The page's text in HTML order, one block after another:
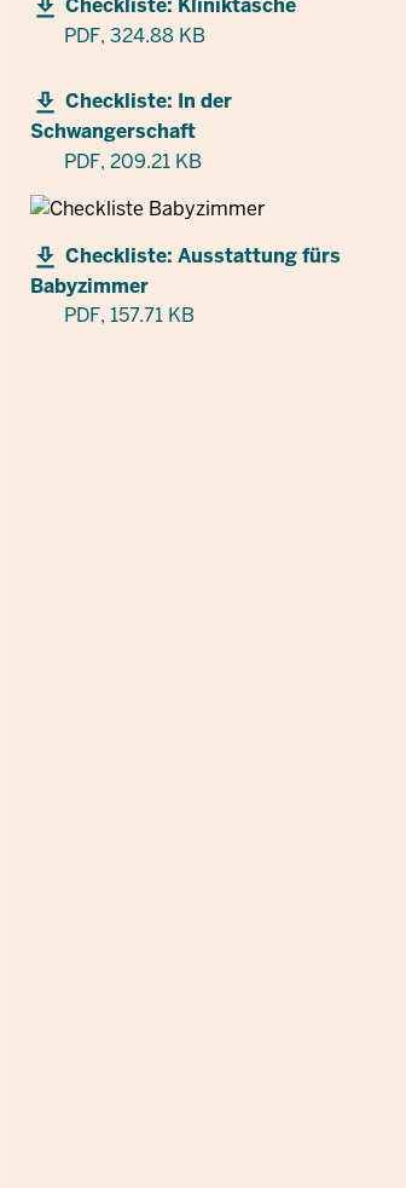
PDF, 324.88 KB
Checkliste: In der
Schwangerschaft
PDF, 209.21 KB
Checkliste: Ausstattung fürs
Babyzimmer
PDF, 157.71 KB